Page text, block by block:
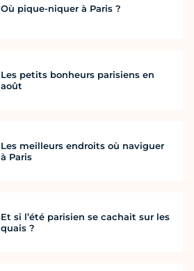
Où pique-niquer à Paris ?
Les petits bonheurs parisiens en
août
Les meilleurs endroits où naviguer
à Paris
Et si l’été parisien se cachait sur les
quais ?